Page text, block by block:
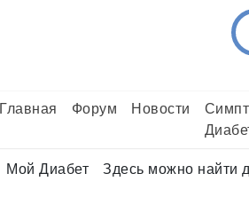
Главная Форум Новости
Мой Диабет Здесь можно найти